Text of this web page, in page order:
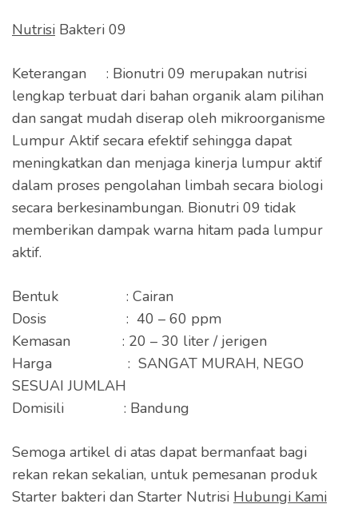
Nutrisi Bakteri 09
Keterangan : Bionutri 09 merupakan nutrisi
lengkap terbuat dari bahan organik alam pilihan
dan sangat mudah diserap oleh mikroorganisme
Lumpur Aktif secara efektif sehingga dapat
meningkatkan dan menjaga kinerja lumpur aktif
dalam proses pengolahan limbah secara biologi
secara berkesinambungan. Bionutri 09 tidak
memberikan dampak warna hitam pada lumpur
aktif.
Bentuk : Cairan
Dosis : 40 – 60 ppm
Kemasan : 20 – 30 liter / jerigen
Harga : SANGAT MURAH, NEGO
SESUAI JUMLAH
Domisili : Bandung
Semoga artikel di atas dapat bermanfaat bagi
rekan rekan sekalian, untuk pemesanan produk
Starter bakteri dan Starter Nutrisi Hubungi Kami